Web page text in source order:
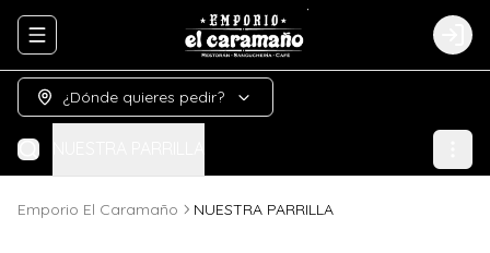
Abrir menu de navegación Login
¿Dónde quieres pedir?
Emporio El Caramaño NUESTRA PARRILLA